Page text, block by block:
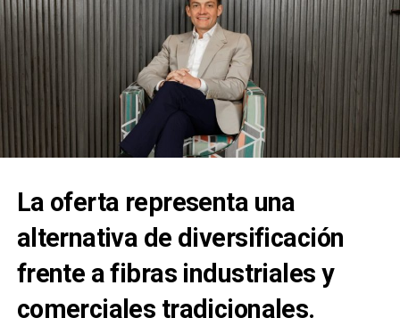
La oferta representa una
alternativa de diversificación
frente a fibras industriales y
comerciales tradicionales.